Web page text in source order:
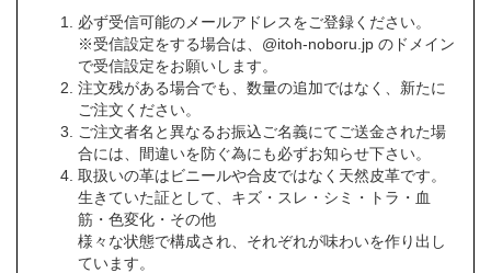
必ず受信可能のメールアドレスをご登録ください。
※受信設定をする場合は、@itoh-noboru.jp のドメイン
で受信設定をお願いします。
注文残がある場合でも、数量の追加ではなく、新たに
ご注文ください。
ご注文者名と異なるお振込ご名義にてご送金された場
合には、間違いを防ぐ為にも必ずお知らせ下さい。
取扱いの革はビニールや合皮ではなく天然皮革です。
生きていた証として、キズ・スレ・シミ・トラ・血
筋・色変化・その他
様々な状態で構成され、それぞれが味わいを作り出し
ています。